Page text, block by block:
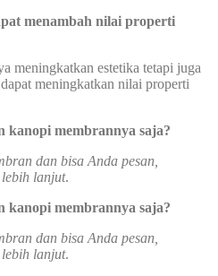
menambah nilai properti
meningkatkan estetika tetapi juga
meningkatkan nilai properti
kanopi membrannya saja?
dan bisa Anda pesan,
lanjut.
kanopi membrannya saja?
dan bisa Anda pesan,
lanjut.